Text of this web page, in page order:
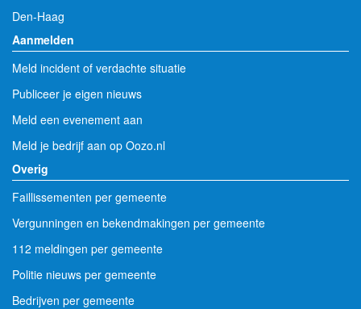
Den-Haag
Aanmelden
Meld incident of verdachte situatie
Publiceer je eigen nieuws
Meld een evenement aan
Meld je bedrijf aan op Oozo.nl
Overig
Faillissementen per gemeente
Vergunningen en bekendmakingen per gemeente
112 meldingen per gemeente
Politie nieuws per gemeente
Bedrijven per gemeente